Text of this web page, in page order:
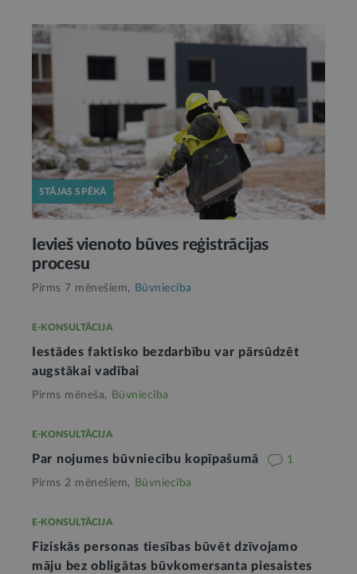
STĀJAS SPĒKĀ
Ievieš vienoto būves reģistrācijas
procesu
Pirms 7 mēnešiem, Būvniecība
E-KONSULTĀCIJA
Iestādes faktisko bezdarbību var pārsūdzēt
augstākai vadībai
Pirms mēneša, Būvniecība
E-KONSULTĀCIJA
Par nojumes būvniecību kopīpašumā 1
Pirms 2 mēnešiem, Būvniecība
E-KONSULTĀCIJA
Fiziskās personas tiesības būvēt dzīvojamo
māju bez obligātas būvkomersanta piesaistes